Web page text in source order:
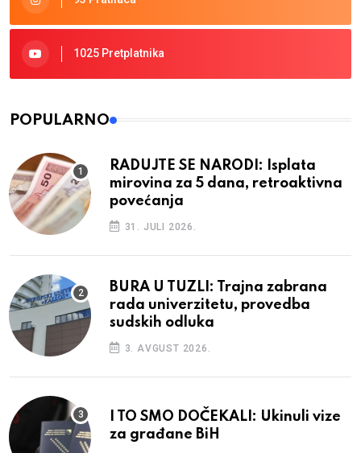
1025 Pretplatnika
POPULARNO
RADUJTE SE NARODI: Isplata
mirovina za 5 dana, retroaktivna
povećanja
31. JULI 2026.
BURA U TUZLI: Trajna zabrana
rada univerzitetu, provedba
sudskih odluka
3. AVGUST 2026.
I TO SMO DOČEKALI: Ukinuli vize
za građane BiH